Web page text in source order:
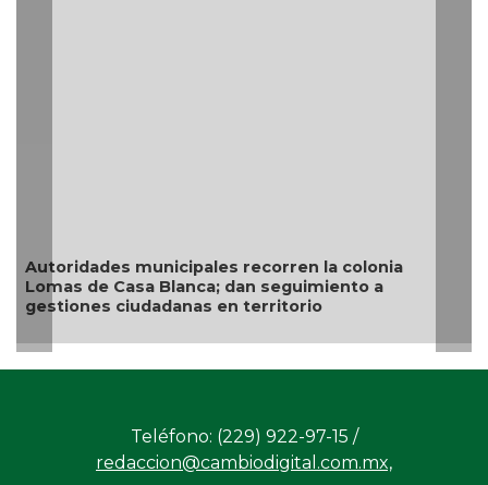
Teléfono: (229) 922-97-15 /
redaccion@cambiodigital.com.mx,